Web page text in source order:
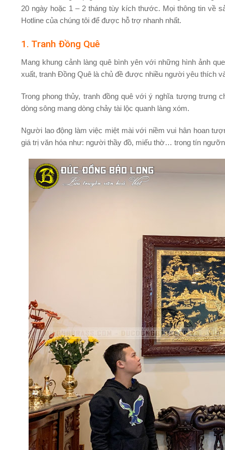
20 ngày hoặc 1 – 2 tháng tùy kích thước. Mọi thông tin về
Hotline của chúng tôi để được hỗ trợ nhanh nhất.
1. Tranh Đồng Quê
Mang khung cảnh làng quê bình yên với những hình ảnh
xuất, tranh Đồng Quê là chủ đề được nhiều người yêu thích
Trong phong thủy, tranh đồng quê với ý nghĩa tượng trưng
dòng sông mang dòng chảy tài lộc quanh làng xóm.
Người lao động làm việc miệt mài với niềm vui hân hoan
giá trị văn hóa như: người thầy đồ, miếu thờ… trong tín